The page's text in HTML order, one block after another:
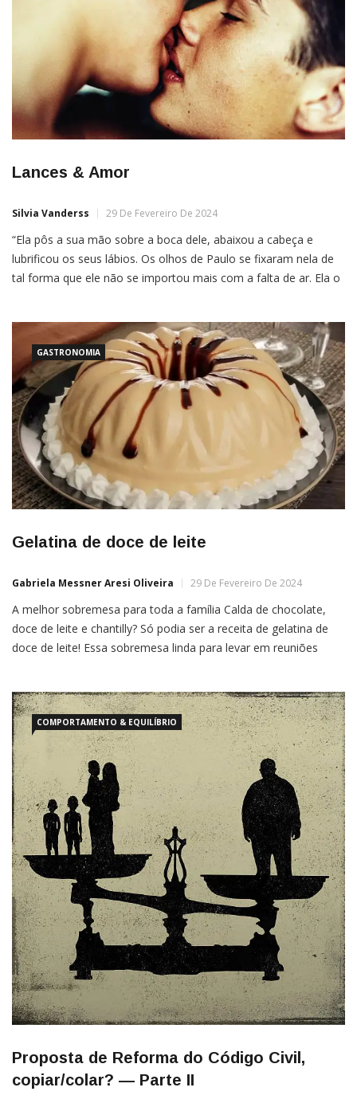
Lances & Amor
Silvia Vanderss 29 De Fevereiro De 2024
“Ela pôs a sua mão sobre a boca dele, abaixou a cabeça e
lubrificou os seus lábios. Os olhos de Paulo se fixaram nela de
tal forma que ele não se importou mais com a falta de ar. Ela o
GASTRONOMIA
Gelatina de doce de leite
Gabriela Messner Aresi Oliveira 29 De Fevereiro De 2024
A melhor sobremesa para toda a família Calda de chocolate,
doce de leite e chantilly? Só podia ser a receita de gelatina de
doce de leite! Essa sobremesa linda para levar em reuniões
COMPORTAMENTO & EQUILÍBRIO
Proposta de Reforma do Código Civil,
copiar/colar? — Parte II